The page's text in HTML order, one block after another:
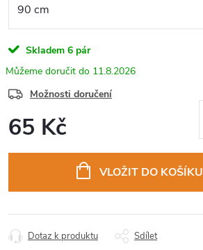
Skladem 6 pár
11.8.2026
Možnosti doručení
65 Kč
VLOŽIT DO KOŠÍKU
Dotaz k produktu Sdílet